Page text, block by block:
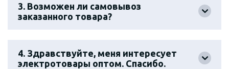
3. Возможен ли самовывоз
заказанного товара?
4. Здравствуйте, меня интересует
электротовары оптом. Спасибо.